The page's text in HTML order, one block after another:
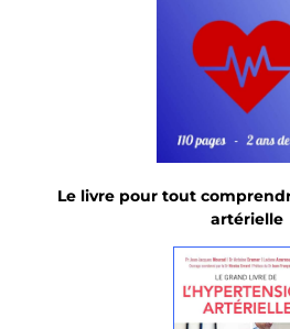
Le livre pour tout
artérielle